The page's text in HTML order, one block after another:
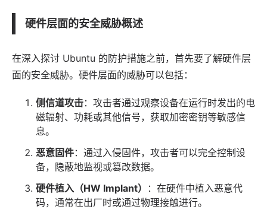
硬件层面的安全威胁概述
在深入探讨 Ubuntu 的防护措施之前，首先要了解硬件层
面的安全威胁。硬件层面的威胁可以包括：
侧信道攻击：攻击者通过观察设备在运行时发出的电
磁辐射、功耗或其他信号，获取加密密钥等敏感信
息。
恶意固件：通过入侵固件，攻击者可以完全控制设
备，隐蔽地监视或篡改数据。
硬件植入（HW Implant）
：在硬件中植入恶意代
码，通常在出厂时或通过物理接触进行。